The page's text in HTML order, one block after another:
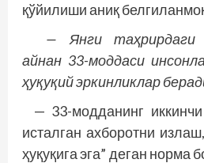
қўйилиши аниқ
— Янги таҳрирдаги
айнан 33-моддаси
ҳуқуқий эркинликлар
— 33-модданинг
исталган ахборотни
ҳуқуқига эга” деган норма